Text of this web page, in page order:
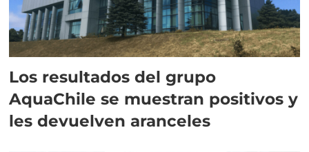
Los resultados del grupo
AquaChile se muestran positivos y
les devuelven aranceles